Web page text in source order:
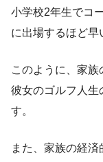
小学校2年生でコ
に出場するほど早
このように、家族
彼女のゴルフ人生
す。
また、家族の経